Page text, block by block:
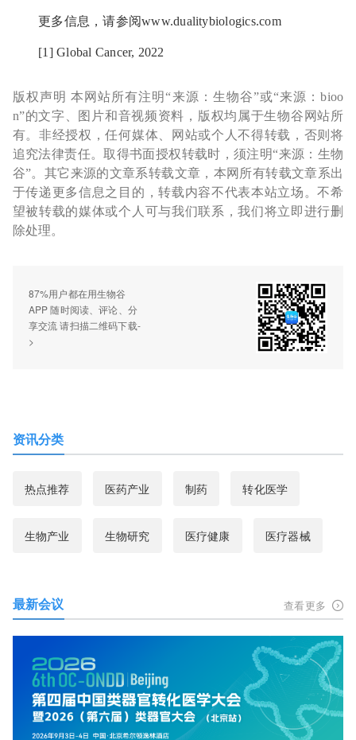
更多信息，请参阅www.dualitybiologics.com
[1] Global Cancer, 2022
版权声明 本网站所有注明“来源：生物谷”或“来源：bioo
n”的文字、图片和音视频资料，版权均属于生物谷网站所
有。非经授权，任何媒体、网站或个人不得转载，否则将
追究法律责任。取得书面授权转载时，须注明“来源：生物
谷”。其它来源的文章系转载文章，本网所有转载文章系出
于传递更多信息之目的，转载内容不代表本站立场。不希
望被转载的媒体或个人可与我们联系，我们将立即进行删
除处理。
87%用户都在用生物谷
APP 随时阅读、评论、分
享交流 请扫描二维码下载-
>
资讯分类
热点推荐 医药产业 制药 转化医学
生物产业 生物研究 医疗健康 医疗器械
最新会议 查看更多